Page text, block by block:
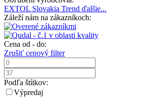
EXTOL Slovakia Trend ďalšie...
Záleží nám na zákazníkoch:
Cena od - do:
Zrušiť cenový filter
Podľa štítkov:
Výpredaj